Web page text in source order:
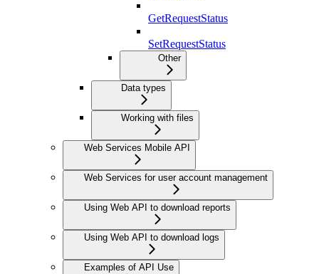
GetRequestStatus
SetRequestStatus
Other
Data types
Working with files
Web Services Mobile API
Web Services for user account management
Using Web API to download reports
Using Web API to download logs
Examples of API Use